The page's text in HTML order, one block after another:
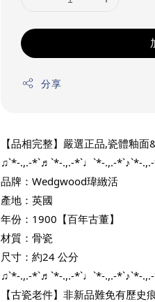
分享
【品相完整】嚴選正品,瓷體釉
♫`*-.,.-*`♬`*-.,.-*`♩`*-.,.-*`♪`*-
品牌：Wedgwood瑋緻活
產地：英國
年份：1900【百年古董】
材質：骨瓷
尺寸：約24 公分
♫`*-.,.-*`♬`*-.,.-*`♩`*-.,.-*`♪`*-
【古瓷老件】非新品難免有歷